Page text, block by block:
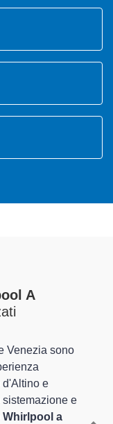
A
Venezia sono
d'Altino e
e
a